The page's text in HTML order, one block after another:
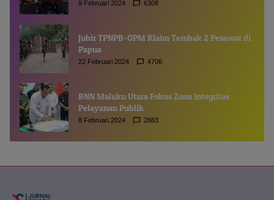
9 Februari 2024 6308
Jubir TPNPB-OPM Klaim Tembak 2 Pesawat di
Papua
22 Februari 2024 4706
BNN Maluku Utara Fokus Zona Integritas
Pelayanan Publik
8 Februari 2024 2883